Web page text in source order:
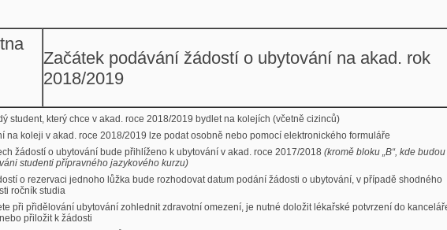
Začátek podávání žádostí o ubytování na akad. rok
2018/2019
student, který chce v akad. roce 2018/2019 bydlet na kolejích (včetně cizinců)
na koleji v akad. roce 2018/2019 lze podat osobně nebo pomocí elektronického formuláře
žádostí o ubytování bude přihlíženo k ubytování v akad. roce 2017/2018 (kromě bloku „B“, kde budou
studenti přípravného jazykového kurzu)
o rezervaci jednoho lůžka bude rozhodovat datum podání žádosti o ubytování, v případě shodného
ročník studia
při přidělování ubytování zohlednit zdravotní omezení, je nutné doložit lékařské potvrzení do
přiložit k žádosti